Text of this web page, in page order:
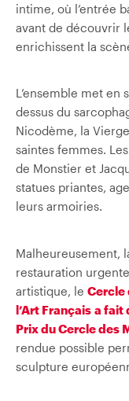
intime, où l’entrée
avant de découvrir
enrichissent la
L’ensemble met en
dessus du
Nicodème, la
saintes femmes.
de Monstier et
statues priantes,
leurs armoiries.
Malheureusement,
restauration
artistique, le Cercle
l’Art Français a fait
Prix du Cercle des
rendue possible
sculpture